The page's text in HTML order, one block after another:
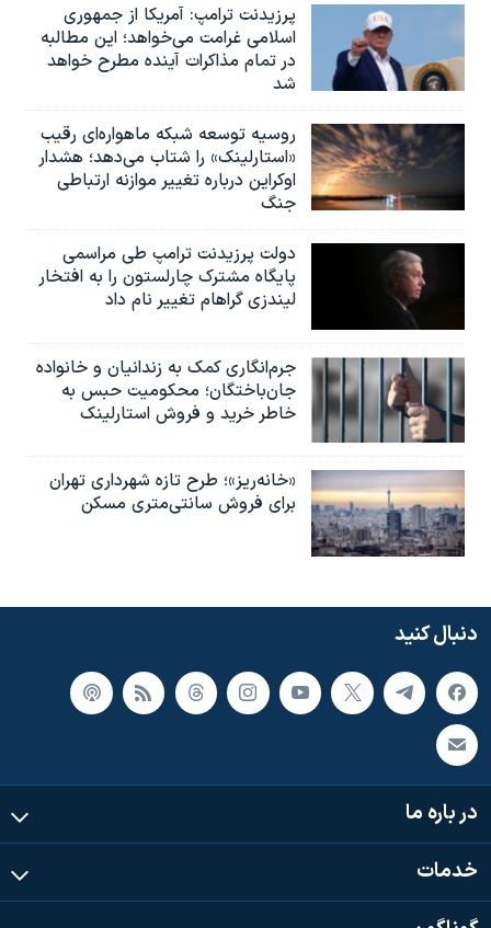
پرزیدنت ترامپ: آمریکا از جمهوری
اسلامی غرامت می‌خواهد؛ این مطالبه
در تمام مذاکرات آینده مطرح خواهد
شد
روسیه توسعه شبکه ماهواره‌ای رقیب
«استارلینک» را شتاب می‌دهد؛ هشدار
اوکراین درباره تغییر موازنه ارتباطی
جنگ
دولت پرزیدنت ترامپ طی مراسمی
پایگاه مشترک چارلستون را به افتخار
لیندزی گراهام تغییر نام داد
جرم‌انگاری کمک به زندانیان و خانواده
جان‌باختگان؛ محکومیت حبس به‌
خاطر خرید و فروش استارلینک
«خانه‌ریز»؛ طرح تازه شهرداری تهران
برای فروش سانتی‌متری مسکن
دنبال کنید
در باره ما
خدمات